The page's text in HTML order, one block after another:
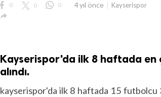
0 0 0 4 yıl önce Kayserispor

Kayserispor'da ilk 8 haftada
alındı.
kayserispor'da ilk 8 haftada 15 futbolcu